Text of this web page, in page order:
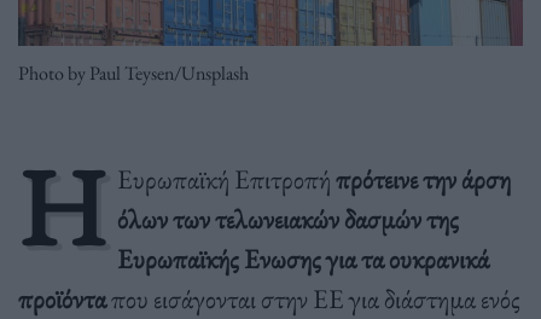
Photo by Paul Teysen/Unsplash
Η Ευρωπαϊκή Επιτροπήπρότεινε την άρση
όλων των τελωνειακών δασμών της
Ευρωπαϊκής Ενωσης για τα ουκρανικά
προϊόνταπου εισάγονται στην ΕΕ για διάστημα ενός